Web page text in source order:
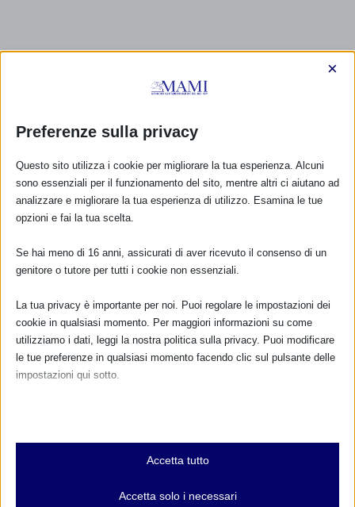
TUTTI GLI EVENTI
Preferenze sulla privacy
×
Questo sito utilizza i cookie per migliorare la tua esperienza. Alcuni
sono essenziali per il funzionamento del sito, mentre altri ci aiutano ad
analizzare e migliorare la tua esperienza di utilizzo. Esamina le tue
opzioni e fai la tua scelta.
Se hai meno di 16 anni, assicurati di aver ricevuto il consenso di un
genitore o tutore per tutti i cookie non essenziali.
La tua privacy è importante per noi. Puoi regolare le impostazioni dei
cookie in qualsiasi momento. Per maggiori informazioni su come
utilizziamo i dati, leggi la nostra politica sulla privacy. Puoi modificare
le tue preferenze in qualsiasi momento facendo clic sul pulsante delle
impostazioni qui sotto.
Essenziali
I cookie e i servizi essenziali abilitano le funzioni di base e sono
e servizi non richiedono il consenso dell'utente secondo il GDPR.
Accetta tutto
Accetta solo i necessari